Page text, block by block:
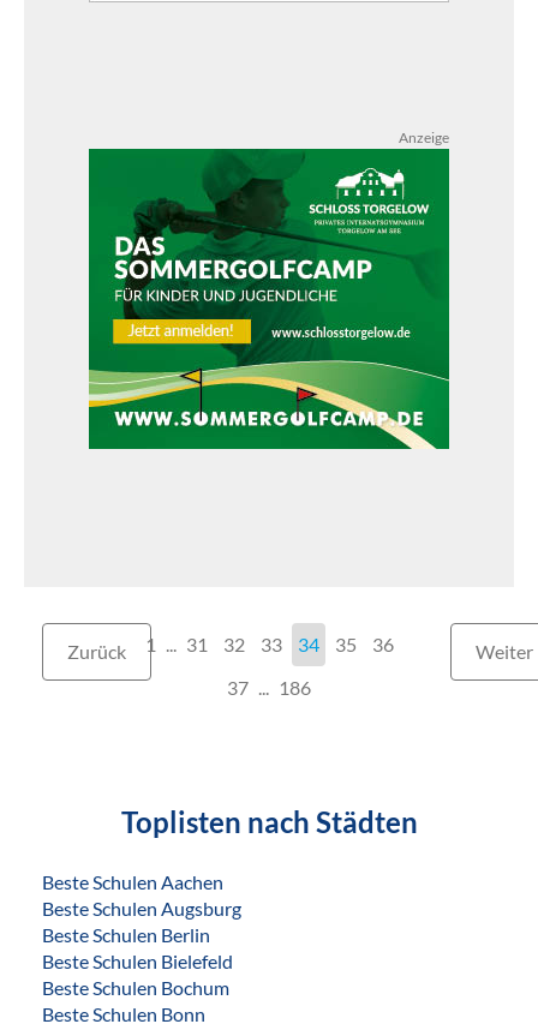
Anzeige
Zurück 1 ... 31 32 33 34 35
36
37
186
Weiter
Toplisten nach Städten
Beste Schulen Aachen
Beste Schulen Augsburg
Beste Schulen Berlin
Beste Schulen Bielefeld
Beste Schulen Bochum
Beste Schulen Bonn